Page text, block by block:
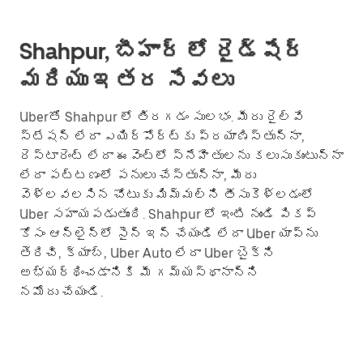
Shahpur, బీహార్ లో రైడ్‌షేర్
మరియు ఇతర సేవలు
Uberతో Shahpur లో తిరగడం సులభం. మీరు రైల్వే
స్టేషన్ లేదా ఎయిర్‌పోర్ట్‌కు ప్రయాణిస్తున్నా,
రెస్టారెంట్ లేదా ఈవెంట్లో స్నేహితులను కలుసుకుంటున్నా
లేదా పట్టణంలో పనులు చేస్తున్నా, మీరు
వెళ్లవలసిన చోటుకు మిమ్మల్ని తీసుకెళ్లడంలో
Uber సహాయపడుతుంది. Shahpur లో ఇంటి నుండి పికప్
కోసం ఆన్‌లైన్‌లో సైన్ ఇన్ చేయండి లేదా Uber యాప్‌ను
తెరిచి, క్యాబ్, Uber Auto లేదా Uber బైక్‌ని
అభ్యర్థించడానికి మీ గమ్యస్థానాన్ని
నమోదు చేయండి.